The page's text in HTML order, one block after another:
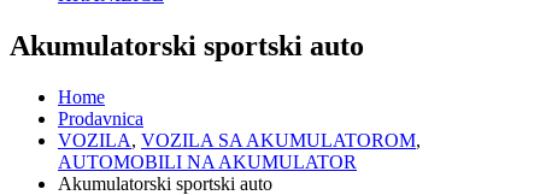
Akumulatorski sportski auto
Home
Prodavnica
VOZILA, VOZILA SA AKUMULATOROM,
AUTOMOBILI NA AKUMULATOR
Akumulatorski sportski auto